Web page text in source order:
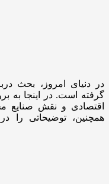
در دنیای امروز، بحث
گرفته است. در اینجا به
اقتصادی و نقش صنایع
همچنین، توضیحاتی را